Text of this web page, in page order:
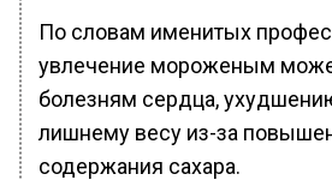
По словам именитых
увлечение мороженым
болезням сердца,
лишнему весу из-за
содержания сахара.